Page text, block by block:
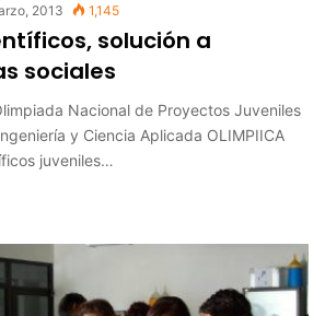
2013 1,145
solución a
sociales
Nacional de Proyectos Juveniles
y Ciencia Aplicada OLIMPIICA
juveniles…